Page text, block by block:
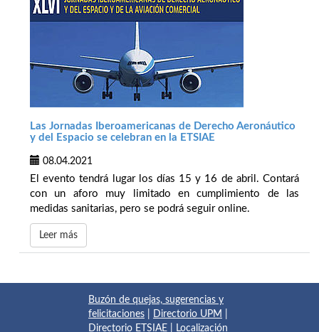
Las Jornadas Iberoamericanas de Derecho Aeronáutico
y del Espacio se celebran en la ETSIAE
08.04.2021
El evento tendrá lugar los días 15 y 16 de abril. Contará
con un aforo muy limitado en cumplimiento de las
medidas sanitarias, pero se podrá seguir online.
Leer más
Buzón de quejas, sugerencias y
felicitaciones
Directorio UPM
Directorio ETSIAE
Localización